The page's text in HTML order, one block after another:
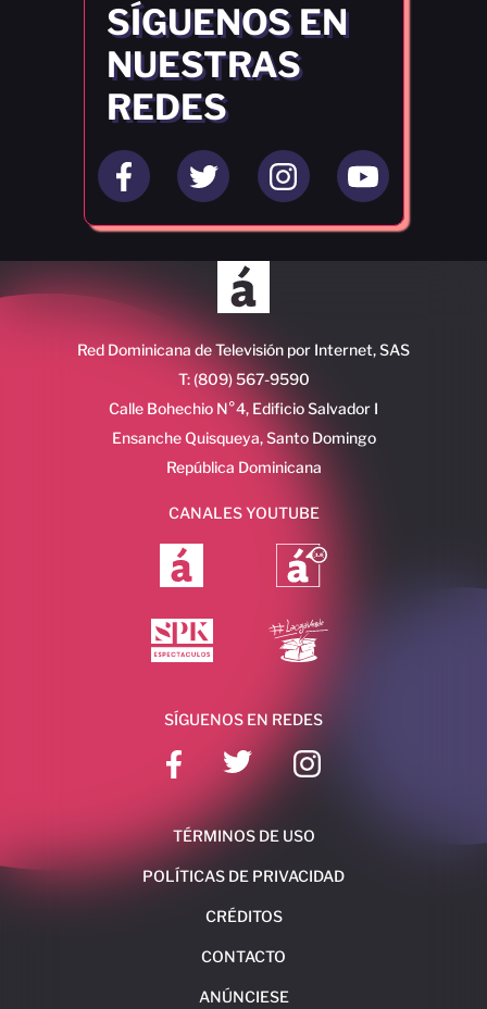
SÍGUENOS EN
NUESTRAS
REDES
Red Dominicana de Televisión por Internet, SAS
T: (809) 567-9590
Calle Bohechio N°4, Edificio Salvador I
Ensanche Quisqueya, Santo Domingo
República Dominicana
CANALES YOUTUBE
SÍGUENOS EN REDES
TÉRMINOS DE USO
POLÍTICAS DE PRIVACIDAD
CRÉDITOS
CONTACTO
ANÚNCIESE